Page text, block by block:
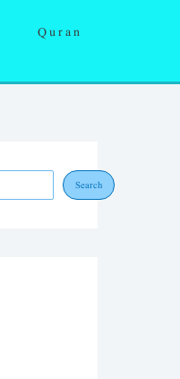
Quran
Search